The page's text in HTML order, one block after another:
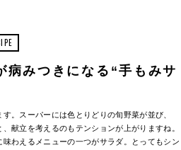
病みつきになる“手もみサ
。スーパーには色とりどりの旬野菜が並び、
、献立を考えるのもテンションが上がりますね。
わえるメニューの一つがサラダ。とってもシン